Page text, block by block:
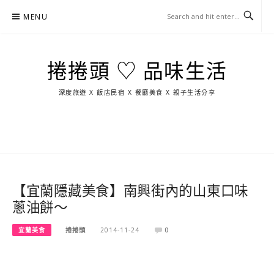
MENU
捲捲頭 ♡ 品味生活
深度旅遊 X 飯店民宿 X 餐廳美食 X 親子生活分享
【宜蘭隱藏美食】南興街內的山東口味
蔥油餅～
宜蘭美食 捲捲頭 2014-11-24 0